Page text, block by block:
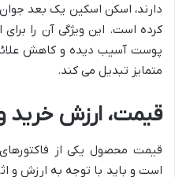
دارند، اسکن اسکین یک بعد
کرده است. این ویژگی آن را
پوست آسیب دیده و کاهش
متمایز تبدیل می کند.
قیمت، ارزش
قیمت محصول یکی از
است و باید با توجه به ارزش